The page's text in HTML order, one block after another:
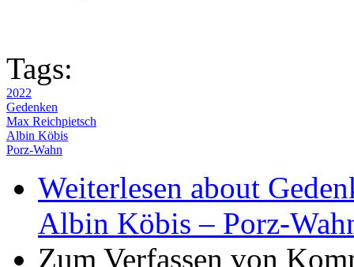
Tags:
2022
Gedenken
Max Reichpietsch
Albin Köbis
Porz-Wahn
Weiterlesen about
Albin Köbis – Porz-
Zum Verfassen von